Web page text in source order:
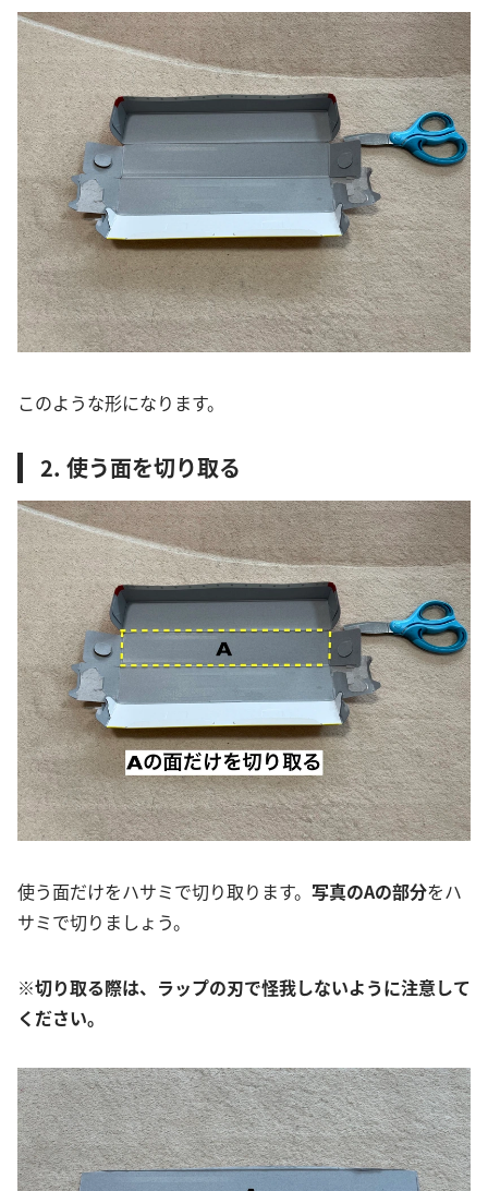
このような形になります。
2. 使う面を切り取る
使う面だけをハサミで切り取ります。 写真のAの部分をハ
サミで切りましょう。
※切り取る際は、ラップの刃で怪我しないように注意して
ください。